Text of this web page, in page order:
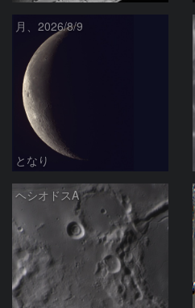
月、2026/8/9
となり
ヘシオドスA